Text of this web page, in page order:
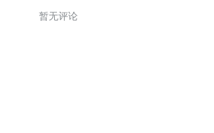
暂无评论